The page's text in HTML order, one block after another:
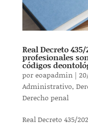
Real Decreto
profesionales
códigos
poreoapadmin|
Administrativo,
Derecho penal
Real Decreto 435/